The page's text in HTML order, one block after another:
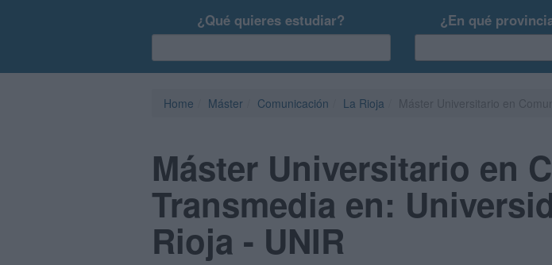
¿Qué quieres estudiar? ¿En qué
Home Máster Comunicación La Rioja
Máster Universitario en
Transmedia en:
Rioja - UNIR